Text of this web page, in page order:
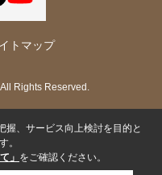
トマップ
Rights Reserved.
握、サービス向上検討を目的と
。
」 をご確認ください。